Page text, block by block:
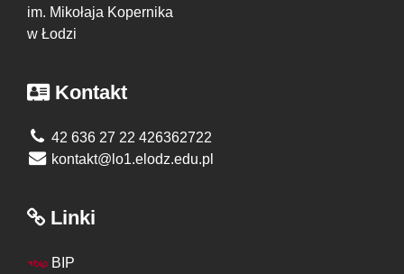
im. Mikołaja Kopernika
w Łodzi
Kontakt
42 636 27 22 426362722
kontakt@lo1.elodz.edu.pl
Linki
BIP